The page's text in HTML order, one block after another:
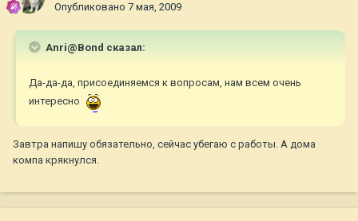
Опубликовано 7 мая, 2009
Anri@Bond сказал:
Да-да-да, присоединяемся к вопросам, нам всем очень
интересно
Завтра напишу обязательно, сейчас убегаю с работы. А дома
компа крякнулся.